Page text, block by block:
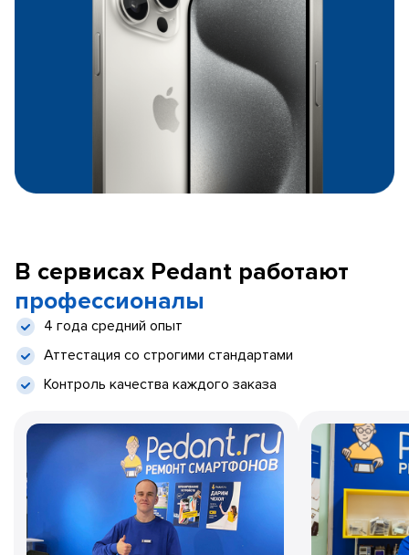
В сервисах Pedant работают
профессионалы
4 года средний опыт
Аттестация со строгими стандартами
Контроль качества каждого заказа